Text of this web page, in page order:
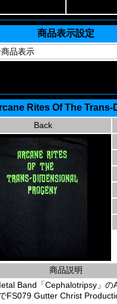
商品表示設定
Rites Of The
Back
商品説明
Band「Cephalotripsy」
FS079 Gutter Christ